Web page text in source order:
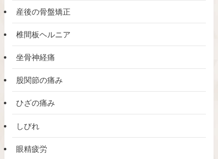
産後の骨盤矯正
椎間板ヘルニア
坐骨神経痛
股関節の痛み
ひざの痛み
しびれ
眼精疲労